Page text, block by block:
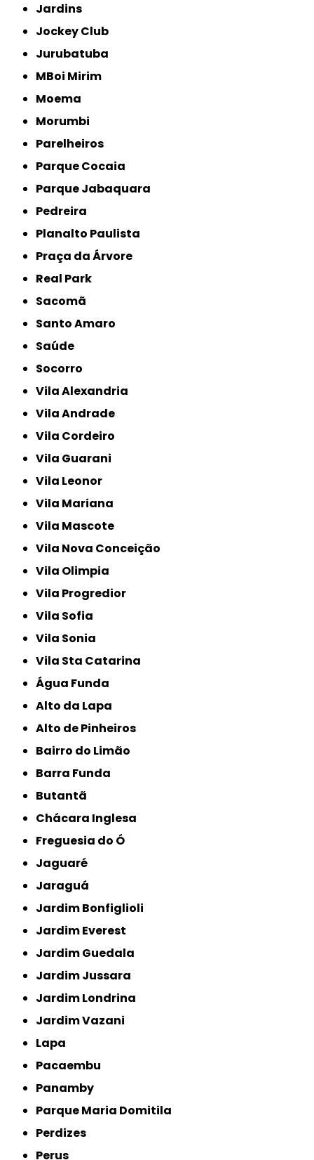
Jardins
Jockey Club
Jurubatuba
MBoi Mirim
Moema
Morumbi
Parelheiros
Parque Cocaia
Parque Jabaquara
Pedreira
Planalto Paulista
Praça da Árvore
Real Park
Sacomã
Santo Amaro
Saúde
Socorro
Vila Alexandria
Vila Andrade
Vila Cordeiro
Vila Guarani
Vila Leonor
Vila Mariana
Vila Mascote
Vila Nova Conceição
Vila Olimpia
Vila Progredior
Vila Sofia
Vila Sonia
Vila Sta Catarina
Água Funda
Alto da Lapa
Alto de Pinheiros
Bairro do Limão
Barra Funda
Butantã
Chácara Inglesa
Freguesia do Ó
Jaguaré
Jaraguá
Jardim Bonfiglioli
Jardim Everest
Jardim Guedala
Jardim Jussara
Jardim Londrina
Jardim Vazani
Lapa
Pacaembu
Panamby
Parque Maria Domitila
Perdizes
Perus